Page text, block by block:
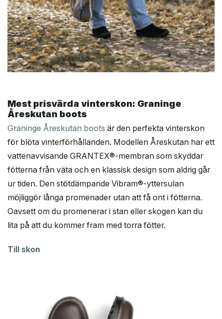
Mest prisvärda vinterskon: Graninge
Åreskutan boots
Graninge Åreskutan boots är den perfekta vinterskon
för blöta vinterförhållanden. Modellen Åreskutan har ett
vattenavvisande GRANTEX®-membran som skyddar
fötterna från väta och en klassisk design som aldrig går
ur tiden. Den stötdämpande Vibram®-yttersulan
möjliggör långa promenader utan att få ont i fötterna.
Oavsett om du promenerar i stan eller skogen kan du
lita på att du kommer fram med torra fötter.
Till skon